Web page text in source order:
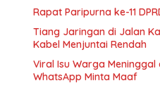
Rapat Paripurna ke-11
Tiang Jaringan di Jalan
Kabel Menjuntai Rendah
Viral Isu Warga Meninggal
WhatsApp Minta Maaf